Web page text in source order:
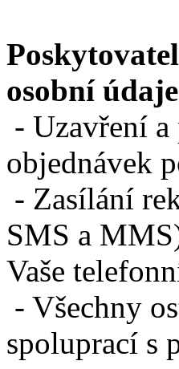
osobní
- Uzavření
objednávek
- Zasílání
SMS a
Vaše
- Všechny
spoluprací s